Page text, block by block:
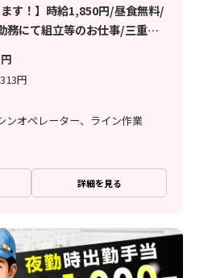
ます！】時給1,850円/昼食無料/
務にて組立等のお仕事/三重県
円
円
ンオペレーター、ライン作業
詳細を見る